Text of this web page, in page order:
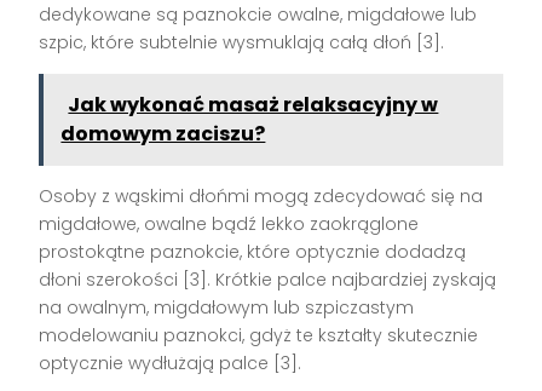
dedykowane są paznokcie owalne, migdałowe lub
szpic, które subtelnie wysmuklają całą dłoń [3].
Jak wykonać masaż relaksacyjny w
domowym zaciszu?
Osoby z wąskimi dłońmi mogą zdecydować się na
migdałowe, owalne bądź lekko zaokrąglone
prostokątne paznokcie, które optycznie dodadzą
dłoni szerokości [3]. Krótkie palce najbardziej zyskają
na owalnym, migdałowym lub szpiczastym
modelowaniu paznokci, gdyż te kształty skutecznie
optycznie wydłużają palce [3].